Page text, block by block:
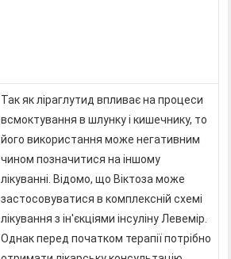
Так як ліраглутид впливає на процеси
всмоктування в шлунку і кишечнику, то
його використання може негативним
чином позначитися на іншому
лікуванні. Відомо, що Віктоза може
застосовуватися в комплексній схемі
лікування з ін'єкціями інсуліну Левемір.
Однак перед початком терапії потрібно